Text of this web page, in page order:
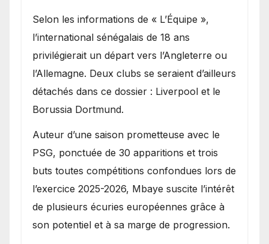
Selon les informations de « L’Équipe »,
l’international sénégalais de 18 ans
privilégierait un départ vers l’Angleterre ou
l’Allemagne. Deux clubs se seraient d’ailleurs
détachés dans ce dossier : Liverpool et le
Borussia Dortmund.
Auteur d’une saison prometteuse avec le
PSG, ponctuée de 30 apparitions et trois
buts toutes compétitions confondues lors de
l’exercice 2025-2026, Mbaye suscite l’intérêt
de plusieurs écuries européennes grâce à
son potentiel et à sa marge de progression.